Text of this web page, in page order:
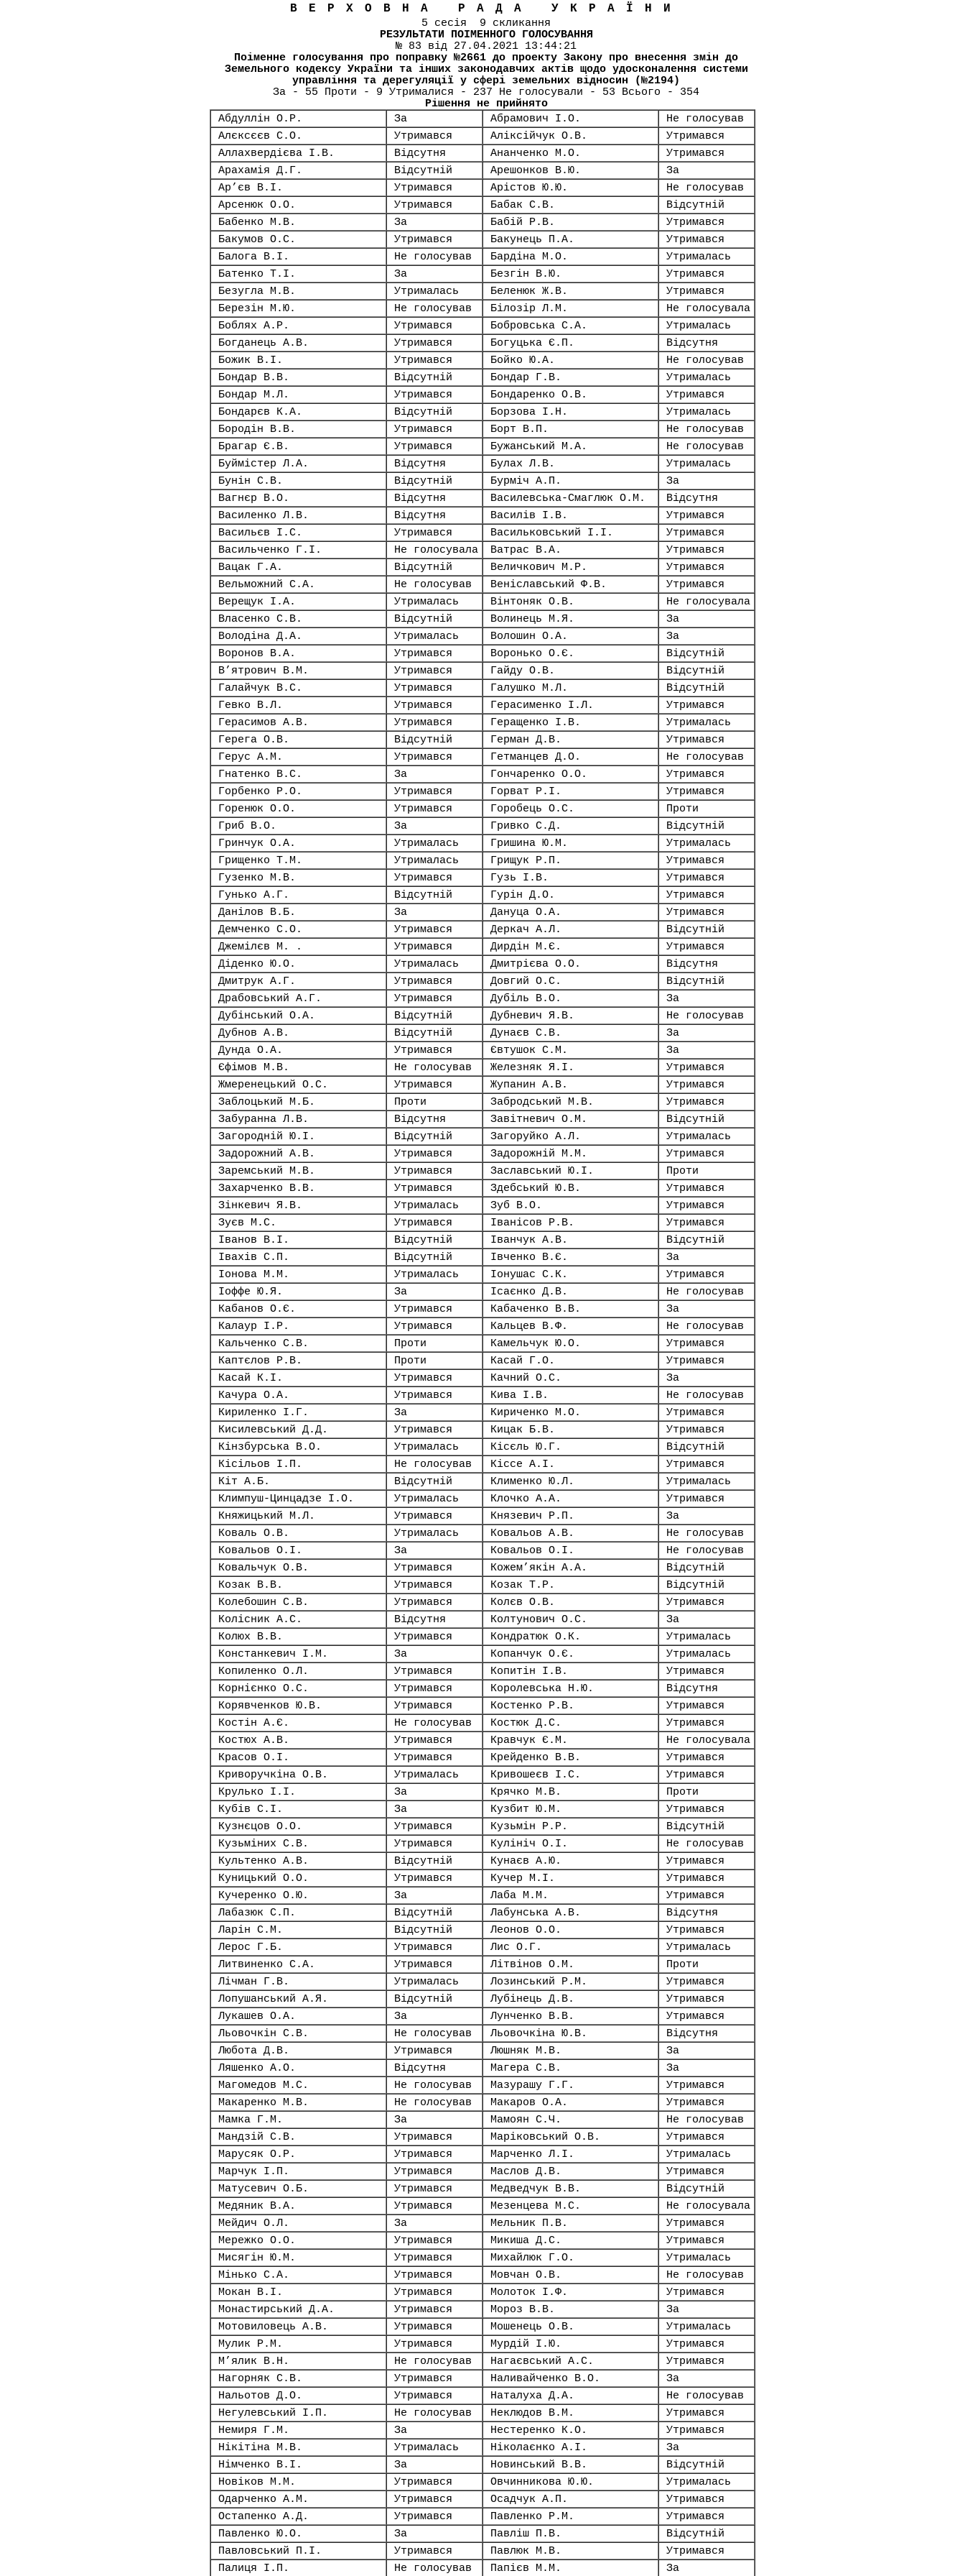
ВЕРХОВНА РАДА УКРАЇНИ
5 сесія 9 скликання
РЕЗУЛЬТАТИ ПОІМЕННОГО ГОЛОСУВАННЯ
№ 83 від 27.04.2021 13:44:21
Поіменне голосування про поправку №2661 до проекту Закону про внесення змін до
Земельного кодексу України та інших законодавчих актів щодо удосконалення системи
управління та дерегуляції у сфері земельних відносин (№2194)
За - 55 Проти - 9 Утрималися - 237 Не голосували - 53 Всього - 354
Рішення не прийнято
Абдуллін О.Р.
За Абрамович І.О.
Не голосував
Алєксєєв С.О.
Утримався Аліксійчук О.В.
Утримався
Аллахвердієва І.В.
Відсутня Ананченко М.О.
Утримався
Арахамія Д.Г.
Відсутній Арешонков В.Ю.
За
Ар’єв В.І.
Утримався Арістов Ю.Ю.
Не голосував
Арсенюк О.О.
Утримався Бабак С.В.
Відсутній
Бабенко М.В.
За Бабій Р.В.
Утримався
Бакумов О.С.
Утримався Бакунець П.А.
Утримався
Балога В.І.
Не голосував Бардіна М.О.
Утрималась
Батенко Т.І.
За Безгін В.Ю.
Утримався
Безугла М.В.
Утрималась Беленюк Ж.В.
Утримався
Березін М.Ю.
Не голосував Білозір Л.М.
Не голосувала
Боблях А.Р.
Утримався Бобровська С.А.
Утрималась
Богданець А.В.
Утримався Богуцька Є.П.
Відсутня
Божик В.І.
Утримався Бойко Ю.А.
Не голосував
Бондар В.В.
Відсутній Бондар Г.В.
Утрималась
Бондар М.Л.
Утримався Бондаренко О.В.
Утримався
Бондарєв К.А.
Відсутній Борзова І.Н.
Утрималась
Бородін В.В.
Утримався Борт В.П.
Не голосував
Брагар Є.В.
Утримався Бужанський М.А.
Не голосував
Буймістер Л.А.
Відсутня Булах Л.В.
Утрималась
Бунін С.В.
Відсутній Бурміч А.П.
За
Вагнєр В.О.
Відсутня Василевська-Смаглюк О.М.
Відсутня
Василенко Л.В.
Відсутня Василів І.В.
Утримався
Васильєв І.С.
Утримався Васильковський І.І.
Утримався
Васильченко Г.І.
Не голосувала Ватрас В.А.
Утримався
Вацак Г.А.
Відсутній Величкович М.Р.
Утримався
Вельможний С.А.
Не голосував Веніславський Ф.В.
Утримався
Верещук І.А.
Утрималась Вінтоняк О.В.
Не голосувала
Власенко С.В.
Відсутній Волинець М.Я.
За
Володіна Д.А.
Утрималась Волошин О.А.
За
Воронов В.А.
Утримався Воронько О.Є.
Відсутній
В’ятрович В.М.
Утримався Гайду О.В.
Відсутній
Галайчук В.С.
Утримався Галушко М.Л.
Відсутній
Гевко В.Л.
Утримався Герасименко І.Л.
Утримався
Герасимов А.В.
Утримався Геращенко І.В.
Утрималась
Герега О.В.
Відсутній Герман Д.В.
Утримався
Герус А.М.
Утримався Гетманцев Д.О.
Не голосував
Гнатенко В.С.
За Гончаренко О.О.
Утримався
Горбенко Р.О.
Утримався Горват Р.І.
Утримався
Горенюк О.О.
Утримався Горобець О.С.
Проти
Гриб В.О.
За Гривко С.Д.
Відсутній
Гринчук О.А.
Утрималась Гришина Ю.М.
Утрималась
Грищенко Т.М.
Утрималась Грищук Р.П.
Утримався
Гузенко М.В.
Утримався Гузь І.В.
Утримався
Гунько А.Г.
Відсутній Гурін Д.О.
Утримався
Данілов В.Б.
За Дануца О.А.
Утримався
Демченко С.О.
Утримався Деркач А.Л.
Відсутній
Джемілєв М. .
Утримався Дирдін М.Є.
Утримався
Діденко Ю.О.
Утрималась Дмитрієва О.О.
Відсутня
Дмитрук А.Г.
Утримався Довгий О.С.
Відсутній
Драбовський А.Г.
Утримався Дубіль В.О.
За
Дубінський О.А.
Відсутній Дубневич Я.В.
Не голосував
Дубнов А.В.
Відсутній Дунаєв С.В.
За
Дунда О.А.
Утримався Євтушок С.М.
За
Єфімов М.В.
Не голосував Железняк Я.І.
Утримався
Жмеренецький О.С.
Утримався Жупанин А.В.
Утримався
Заблоцький М.Б.
Проти Забродський М.В.
Утримався
Забуранна Л.В.
Відсутня Завітневич О.М.
Відсутній
Загородній Ю.І.
Відсутній Загоруйко А.Л.
Утрималась
Задорожний А.В.
Утримався Задорожній М.М.
Утримався
Заремський М.В.
Утримався Заславський Ю.І.
Проти
Захарченко В.В.
Утримався Здебський Ю.В.
Утримався
Зінкевич Я.В.
Утрималась Зуб В.О.
Утримався
Зуєв М.С.
Утримався Іванісов Р.В.
Утримався
Іванов В.І.
Відсутній Іванчук А.В.
Відсутній
Івахів С.П.
Відсутній Івченко В.Є.
За
Іонова М.М.
Утрималась Іонушас С.К.
Утримався
Іоффе Ю.Я.
За Ісаєнко Д.В.
Не голосував
Кабанов О.Є.
Утримався Кабаченко В.В.
За
Калаур І.Р.
Утримався Кальцев В.Ф.
Не голосував
Кальченко С.В.
Проти Камельчук Ю.О.
Утримався
Каптєлов Р.В.
Проти Касай Г.О.
Утримався
Касай К.І.
Утримався Качний О.С.
За
Качура О.А.
Утримався Кива І.В.
Не голосував
Кириленко І.Г.
За Кириченко М.О.
Утримався
Кисилевський Д.Д.
Утримався Кицак Б.В.
Утримався
Кінзбурська В.О.
Утрималась Кісєль Ю.Г.
Відсутній
Кісільов І.П.
Не голосував Кіссе А.І.
Утримався
Кіт А.Б.
Відсутній Клименко Ю.Л.
Утрималась
Климпуш-Цинцадзе І.О.
Утрималась Клочко А.А.
Утримався
Княжицький М.Л.
Утримався Князевич Р.П.
За
Коваль О.В.
Утрималась Ковальов А.В.
Не голосував
Ковальов О.І.
За Ковальов О.І.
Не голосував
Ковальчук О.В.
Утримався Кожем’якін А.А.
Відсутній
Козак В.В.
Утримався Козак Т.Р.
Відсутній
Колебошин С.В.
Утримався Колєв О.В.
Утримався
Колісник А.С.
Відсутня Колтунович О.С.
За
Колюх В.В.
Утримався Кондратюк О.К.
Утрималась
Констанкевич І.М.
За Копанчук О.Є.
Утрималась
Копиленко О.Л.
Утримався Копитін І.В.
Утримався
Корнієнко О.С.
Утримався Королевська Н.Ю.
Відсутня
Корявченков Ю.В.
Утримався Костенко Р.В.
Утримався
Костін А.Є.
Не голосував Костюк Д.С.
Утримався
Костюх А.В.
Утримався Кравчук Є.М.
Не голосувала
Красов О.І.
Утримався Крейденко В.В.
Утримався
Криворучкіна О.В.
Утрималась Кривошеєв І.С.
Утримався
Крулько І.І.
За Крячко М.В.
Проти
Кубів С.І.
За Кузбит Ю.М.
Утримався
Кузнєцов О.О.
Утримався Кузьмін Р.Р.
Відсутній
Кузьміних С.В.
Утримався Кулініч О.І.
Не голосував
Культенко А.В.
Відсутній Кунаєв А.Ю.
Утримався
Куницький О.О.
Утримався Кучер М.І.
Утримався
Кучеренко О.Ю.
За Лаба М.М.
Утримався
Лабазюк С.П.
Відсутній Лабунська А.В.
Відсутня
Ларін С.М.
Відсутній Леонов О.О.
Утримався
Лерос Г.Б.
Утримався Лис О.Г.
Утрималась
Литвиненко С.А.
Утримався Літвінов О.М.
Проти
Лічман Г.В.
Утрималась Лозинський Р.М.
Утримався
Лопушанський А.Я.
Відсутній Лубінець Д.В.
Утримався
Лукашев О.А.
За Лунченко В.В.
Утримався
Льовочкін С.В.
Не голосував Льовочкіна Ю.В.
Відсутня
Любота Д.В.
Утримався Люшняк М.В.
За
Ляшенко А.О.
Відсутня Магера С.В.
За
Магомедов М.С.
Не голосував Мазурашу Г.Г.
Утримався
Макаренко М.В.
Не голосував Макаров О.А.
Утримався
Мамка Г.М.
За Мамоян С.Ч.
Не голосував
Мандзій С.В.
Утримався Маріковський О.В.
Утримався
Марусяк О.Р.
Утримався Марченко Л.І.
Утрималась
Марчук І.П.
Утримався Маслов Д.В.
Утримався
Матусевич О.Б.
Утримався Медведчук В.В.
Відсутній
Медяник В.А.
Утримався Мезенцева М.С.
Не голосувала
Мейдич О.Л.
За Мельник П.В.
Утримався
Мережко О.О.
Утримався Микиша Д.С.
Утримався
Мисягін Ю.М.
Утримався Михайлюк Г.О.
Утрималась
Мінько С.А.
Утримався Мовчан О.В.
Не голосував
Мокан В.І.
Утримався Молоток І.Ф.
Утримався
Монастирський Д.А.
Утримався Мороз В.В.
За
Мотовиловець А.В.
Утримався Мошенець О.В.
Утрималась
Мулик Р.М.
Утримався Мурдій І.Ю.
Утримався
М’ялик В.Н.
Не голосував Нагаєвський А.С.
Утримався
Нагорняк С.В.
Утримався Наливайченко В.О.
За
Нальотов Д.О.
Утримався Наталуха Д.А.
Не голосував
Негулевський І.П.
Не голосував Неклюдов В.М.
Утримався
Немиря Г.М.
За Нестеренко К.О.
Утримався
Нікітіна М.В.
Утрималась Ніколаєнко А.І.
За
Німченко В.І.
За Новинський В.В.
Відсутній
Новіков М.М.
Утримався Овчинникова Ю.Ю.
Утрималась
Одарченко А.М.
Утримався Осадчук А.П.
Утримався
Остапенко А.Д.
Утримався Павленко Р.М.
Утримався
Павленко Ю.О.
За Павліш П.В.
Відсутній
Павловський П.І.
Утримався Павлюк М.В.
Утримався
Палиця І.П.
Не голосував Папієв М.М. За